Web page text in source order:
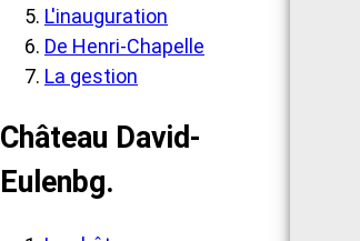
L'inauguration
De Henri-Chapelle
La gestion
Château David-
Eulenbg.